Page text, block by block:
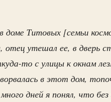
доме Титовых [семьи
отец утешал ее, в дверь
то с улицы к окнам
в этот дом,
дней я понял, что